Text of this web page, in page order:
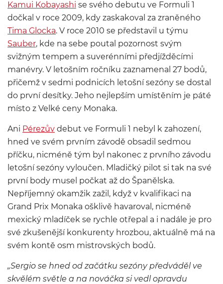
Kamui Kobayashi se svého debutu ve Formuli 1
dočkal v roce 2009, kdy zaskakoval za zraněného
Tima Glocka. V roce 2010 se představil u týmu
Sauber, kde na sebe poutal pozornost svým
svižným tempem a suverénními předjížděcími
manévry. V letošním ročníku zaznamenal 27 bodů,
přičemž v sedmi podnicích letošní sezóny se dostal
do první desítky. Jeho nejlepším umístěním je páté
místo z Velké ceny Monaka.
Ani Pérezův debut ve Formuli 1 nebyl k zahození,
hned ve svém prvním závodě obsadil sedmou
příčku, nicméně tým byl nakonec z prvního závodu
letošní sezóny vyloučen. Mladičký pilot si tak na své
první body musel počkat až do Španělska.
Nepříjemný okamžik zažil, když v kvalifikaci na
Grand Prix Monaka ošklivě havaroval, nicméně
mexický mladíček se rychle otřepal a i nadále je pro
své zkušenější konkurenty hrozbou, aktuálně má na
svém kontě osm mistrovských bodů.
„Sergio se hned od začátku sezóny předváděl ve
skvělém světle a na nováčka si vedl opravdu